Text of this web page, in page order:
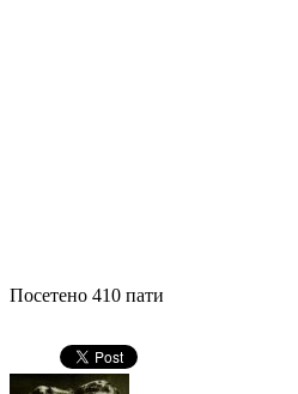
Посетено 410 пати